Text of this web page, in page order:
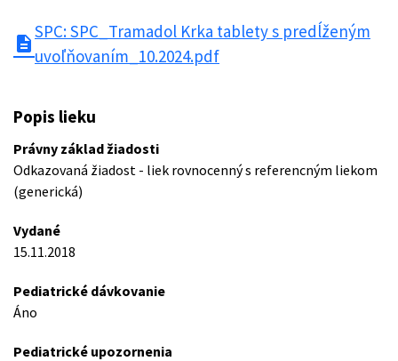
description
SPC: SPC_Tramadol Krka tablety s predĺženým
uvoľňovaním_10.2024.pdf
Popis lieku
Právny základ žiadosti
Odkazovaná žiadost - liek rovnocenný s referencným liekom
(generická)
Vydané
15.11.2018
Pediatrické dávkovanie
Áno
Pediatrické upozornenia